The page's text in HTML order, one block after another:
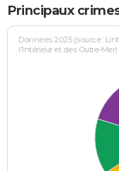
Principaux
Données 2025 (source :
l'Intérieur et des Outre-Mer)